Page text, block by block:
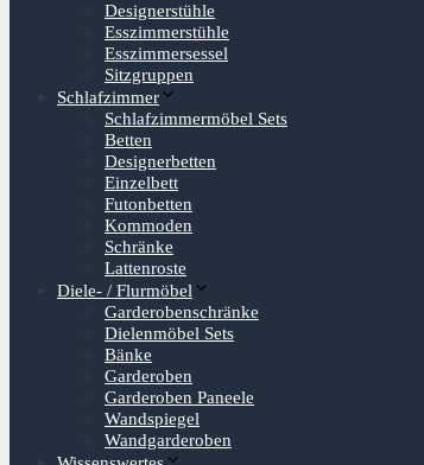
Designerstühle
Esszimmerstühle
Esszimmersessel
Sitzgruppen
Schlafzimmer
Schlafzimmermöbel Sets
Betten
Designerbetten
Einzelbett
Futonbetten
Kommoden
Schränke
Lattenroste
Diele- / Flurmöbel
Garderobenschränke
Dielenmöbel Sets
Bänke
Garderoben
Garderoben Paneele
Wandspiegel
Wandgarderoben